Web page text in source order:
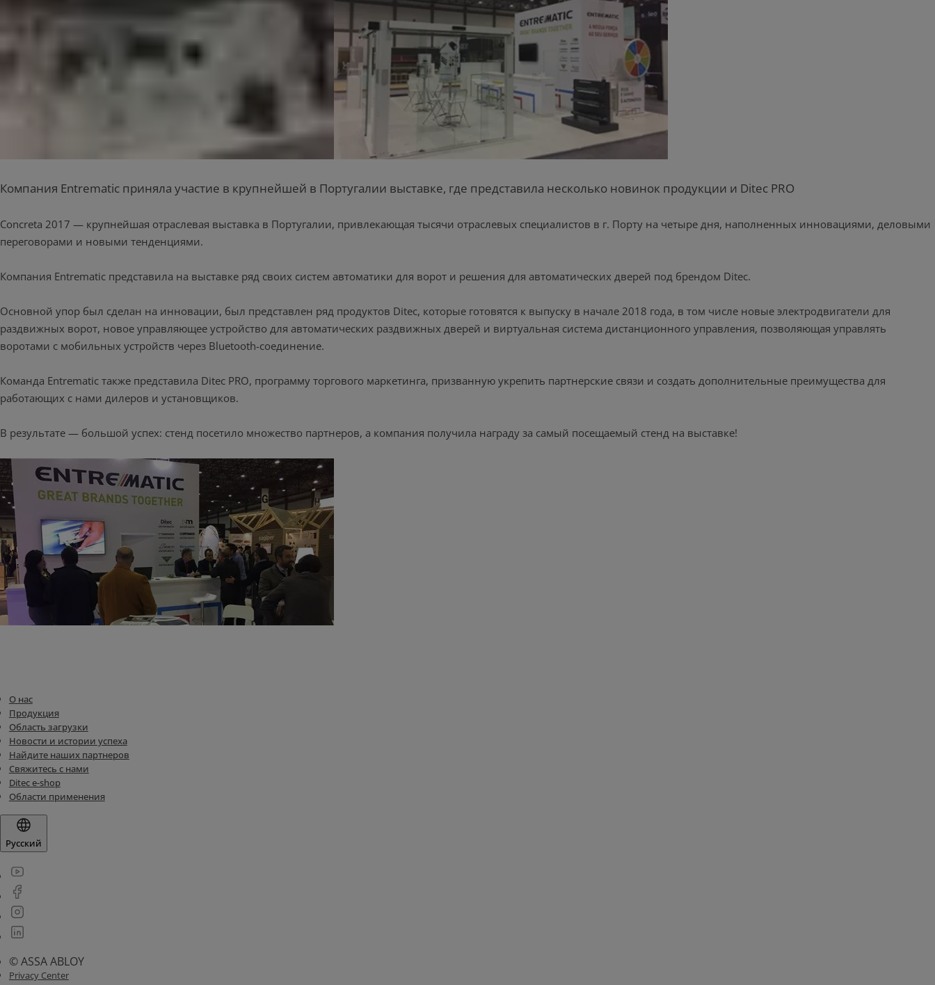
Компания Entrematic приняла участие в крупнейшей в Португалии выставке, где представила несколько новинок продукции и Ditec PRO
Concreta 2017 — крупнейшая отраслевая выставка в Португалии, привлекающая тысячи отраслевых специалистов в г. Порту на четыре дня, наполненных инновациями, деловыми
переговорами и новыми тенденциями.
Компания Entrematic представила на выставке ряд своих систем автоматики для ворот и решения для автоматических дверей под брендом Ditec.
Основной упор был сделан на инновации, был представлен ряд продуктов Ditec, которые готовятся к выпуску в начале 2018 года, в том числе новые электродвигатели для
раздвижных ворот, новое управляющее устройство для автоматических раздвижных дверей и виртуальная система дистанционного управления, позволяющая управлять
воротами с мобильных устройств через Bluetooth-соединение.
Команда Entrematic также представила Ditec PRO, программу торгового маркетинга, призванную укрепить партнерские связи и создать дополнительные преимущества для
работающих с нами дилеров и установщиков.
В результате — большой успех: стенд посетило множество партнеров, а компания получила награду за самый посещаемый стенд на выставке!
О нас
Продукция
Область загрузки
Новости и истории успеха
Найдите наших партнеров
Свяжитесь с нами
Ditec e-shop
Области применения
Русский
© ASSA ABLOY
Privacy Center